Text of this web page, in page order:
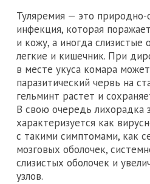
Туляремия — это природно-
инфекция, которая
и кожу, а иногда слизистые
легкие и кишечник. При
в месте укуса комара
паразитический червь на
гельминт растет и
В свою очередь лихорадка
характеризуется как
с такими симптомами, как
мозговых оболочек,
слизистых оболочек и
узлов.